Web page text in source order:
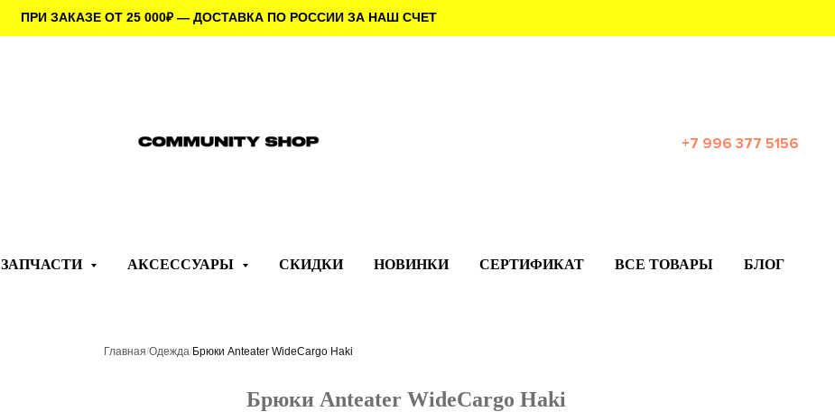
ПРИ ЗАКАЗЕ ОТ 25 000₽— ДОСТАВКА ПО РОССИИ ЗА НАШ СЧЕТ
+7 996 377 5156
ЗАПЧАСТИ АКСЕССУАРЫ СКИДКИ НОВИНКИ СЕРТИФИКАТ ВСЕ ТОВАРЫ БЛОГ
Главная/Одежда/Брюки Anteater WideCargo Haki
Брюки Anteater WideCargo Haki